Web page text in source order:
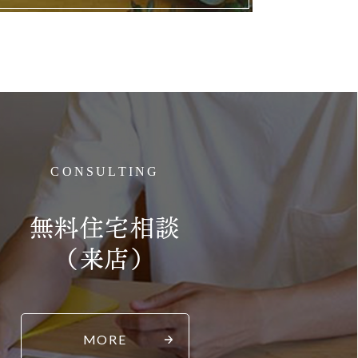
CONSULTING
無料住宅相談
（来店）
MORE